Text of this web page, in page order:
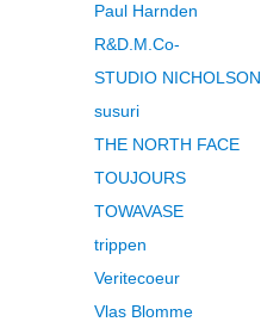
Paul Harnden
R&D.M.Co-
STUDIO NICHOLSON
susuri
THE NORTH FACE
TOUJOURS
TOWAVASE
trippen
Veritecoeur
Vlas Blomme